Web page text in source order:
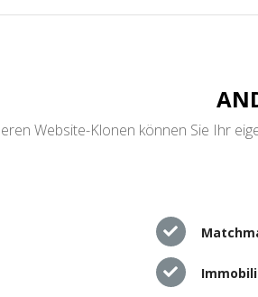
Website-Klonen können Sie Ihr